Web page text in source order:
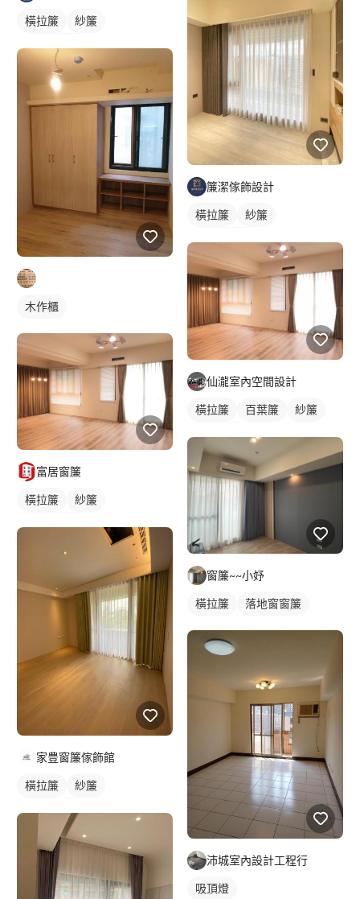
橫拉簾
紗簾
木作櫃
富居窗簾
橫拉簾
紗簾
家豊窗簾傢飾館
橫拉簾
紗簾
簾潔傢飾設計
橫拉簾
紗簾
落地窗窗簾
仙瀧室內空間設計
橫拉簾 百葉簾
紗簾
窗簾~~小妤
橫拉簾 落地窗窗簾
沛城室內設計工程行
吸頂燈